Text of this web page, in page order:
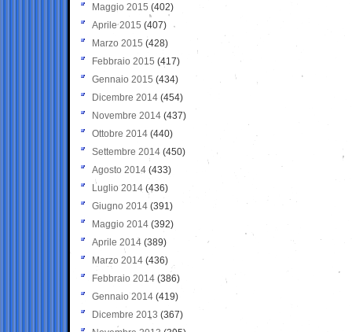
Maggio 2015 (402)
Aprile 2015 (407)
Marzo 2015 (428)
Febbraio 2015 (417)
Gennaio 2015 (434)
Dicembre 2014 (454)
Novembre 2014 (437)
Ottobre 2014 (440)
Settembre 2014 (450)
Agosto 2014 (433)
Luglio 2014 (436)
Giugno 2014 (391)
Maggio 2014 (392)
Aprile 2014 (389)
Marzo 2014 (436)
Febbraio 2014 (386)
Gennaio 2014 (419)
Dicembre 2013 (367)